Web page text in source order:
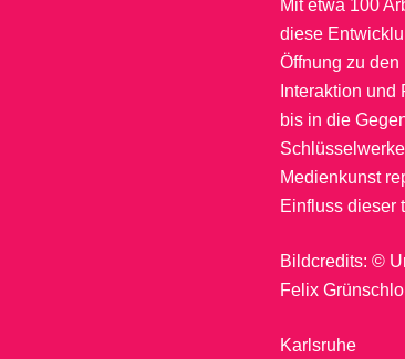
Mit etwa 100
diese
Öffnung zu
Interaktion
bis in die
Medienkunst
Einfluss dieser
Bildcredits: ©
Felix
Karlsruhe